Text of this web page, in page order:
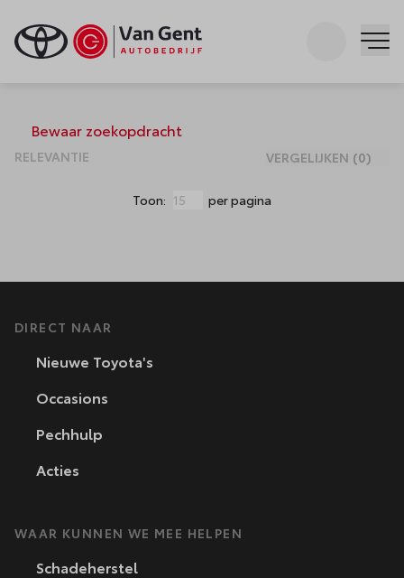
Zoeken
Occasions
Bewaar zoekopdracht
VERGELIJKEN (0)
Toon: per pagina
DIRECT NAAR
Nieuwe Toyota's
Occasions
Pechhulp
Acties
WAAR KUNNEN WE MEE HELPEN
Schadeherstel